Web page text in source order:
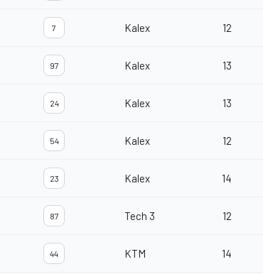
7 Kalex 12
97 Kalex 13
24 Kalex 13
54 Kalex 12
23 Kalex 14
87 Tech 3 12
44 KTM 14